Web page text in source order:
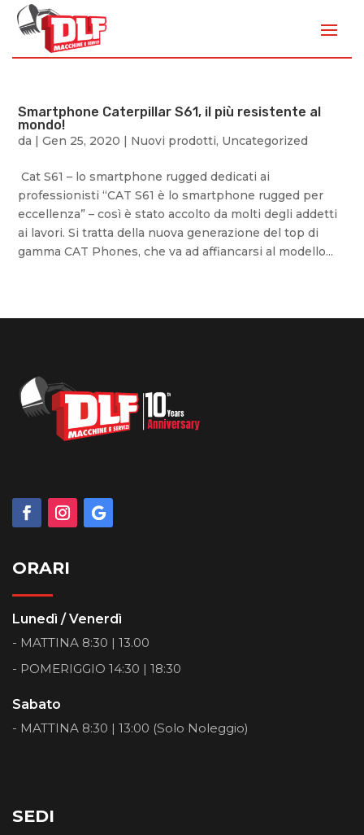
Smartphone Caterpillar S61, il più resistente al
mondo!
da |Gen 25, 2020 | Nuovi prodotti, Uncategorized
Cat S61 – lo smartphone rugged dedicati ai
professionisti “CAT S61 è lo smartphone rugged per
eccellenza” – così è stato accolto da molti degli addetti
ai lavori. Si tratta della nuova generazione del top di
gamma CAT Phones, che va ad affiancarsi al modello...
ORARI
Lunedì / Venerdì
- MATTINA 8:30 | 13.00
- POMERIGGIO 14:30 | 18:30
Sabato
- MATTINA 8:30 | 13:00 (Solo Noleggio)
SEDI